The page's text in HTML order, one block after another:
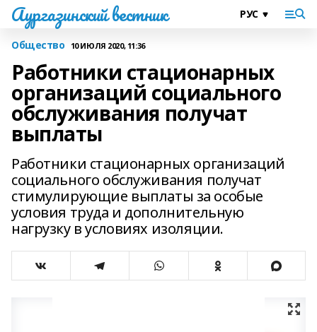
Аургазинский вестник
Общество 10 ИЮЛЯ 2020, 11:36
Работники стационарных
организаций социального
обслуживания получат
выплаты
Работники стационарных организаций
социального обслуживания получат
стимулирующие выплаты за особые
условия труда и дополнительную
нагрузку в условиях изоляции.